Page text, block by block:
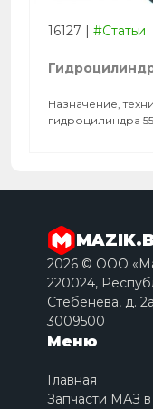
16127 | #Статьи
Назначение,
гидроцилиндра
2026 © ООО
220024,
Стебенёва, д.
3009500
Меню
Главная
Запчасти МАЗ